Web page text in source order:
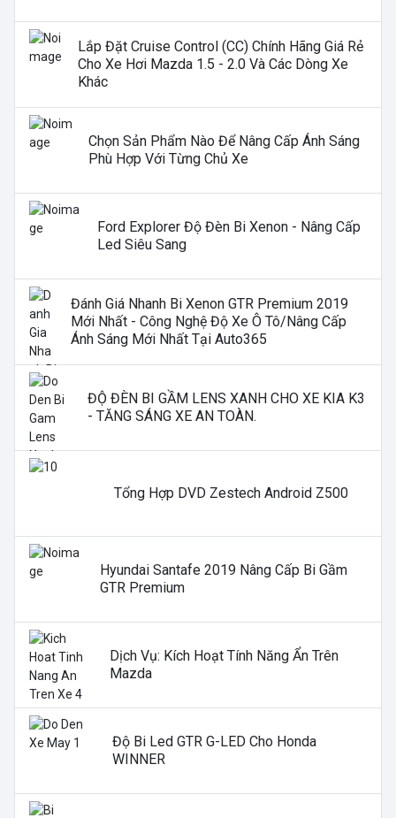
Lắp Đặt Cruise Control (CC) Chính Hãng Giá Rẻ
Cho Xe Hơi Mazda 1.5 - 2.0 Và Các Dòng Xe
Khác
Chọn Sản Phẩm Nào Để Nâng Cấp Ánh Sáng
Phù Hợp Với Từng Chủ Xe
Ford Explorer Độ Đèn Bi Xenon - Nâng Cấp
Led Siêu Sang
Đánh Giá Nhanh Bi Xenon GTR Premium 2019
Mới Nhất - Công Nghệ Độ Xe Ô Tô/nâng Cấp
Ánh Sáng Mới Nhất Tại Auto365
ĐỘ ĐÈN BI GẦM LENS XANH CHO XE KIA K3
- TĂNG SÁNG XE AN TOÀN.
Tổng Hợp DVD Zestech Android Z500
Hyundai Santafe 2019 Nâng Cấp Bi Gầm
GTR Premium
Dịch Vụ: Kích Hoạt Tính Năng Ẩn Trên
Mazda
Độ Bi Led GTR G-LED Cho Honda
WINNER